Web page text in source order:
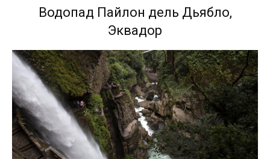
Водопад Пайлон дель Дьябло,
Эквадор